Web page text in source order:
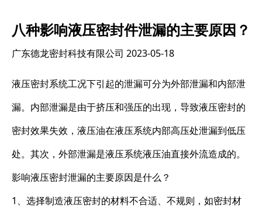
八种影响液压密封件泄漏的主要原因？
广东德龙密封科技有限公司 2023-05-18
液压密封系统工况下引起的泄漏可分为外部泄漏和内部泄
漏。内部泄漏是由于挤压和强压的出现，导致液压密封的
密封效果失效，液压油在液压系统内部高压处泄漏到低压
处。其次，外部泄漏是液压系统液压油直接外流造成的。
影响液压密封泄漏的主要原因是什么？
1、选择制造液压密封的材料不合适、不规则，如密封材